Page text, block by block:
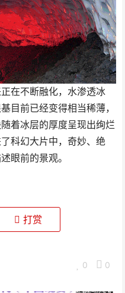
在不断融化，水渗透冰
目前已经变得相当稀薄，
着冰层的厚度呈现出绚烂
科幻大片中，奇妙、绝
眼前的景观。
打赏
0 0